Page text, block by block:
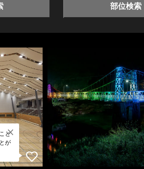
部位検索
と
が